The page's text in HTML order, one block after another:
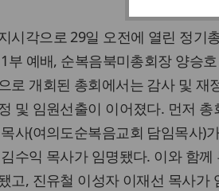
시각으로 29일 오전에 열린 정기
부 예배, 순복음북미총회장 양승
로 개회된 총회에서는 감사 및 재
및 임원선출이 이어졌다. 먼저
사(여의도순복음교회 담임목사)
수익 목사가 임명됐다. 이와 함
고, 진유철 이성자 이재선 목사가